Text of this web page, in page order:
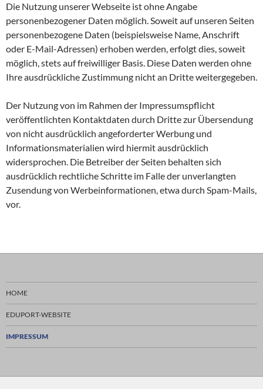
Die Nutzung unserer Webseite ist ohne Angabe
personenbezogener Daten möglich. Soweit auf unseren Seiten
personenbezogene Daten (beispielsweise Name, Anschrift
oder E-Mail-Adressen) erhoben werden, erfolgt dies, soweit
möglich, stets auf freiwilliger Basis. Diese Daten werden ohne
Ihre ausdrückliche Zustimmung nicht an Dritte weitergegeben.
Der Nutzung von im Rahmen der Impressumspflicht
veröffentlichten Kontaktdaten durch Dritte zur Übersendung
von nicht ausdrücklich angeforderter Werbung und
Informationsmaterialien wird hiermit ausdrücklich
widersprochen. Die Betreiber der Seiten behalten sich
ausdrücklich rechtliche Schritte im Falle der unverlangten
Zusendung von Werbeinformationen, etwa durch Spam-Mails,
vor.
HOME
EDUPORT-WEBSITE
IMPRESSUM